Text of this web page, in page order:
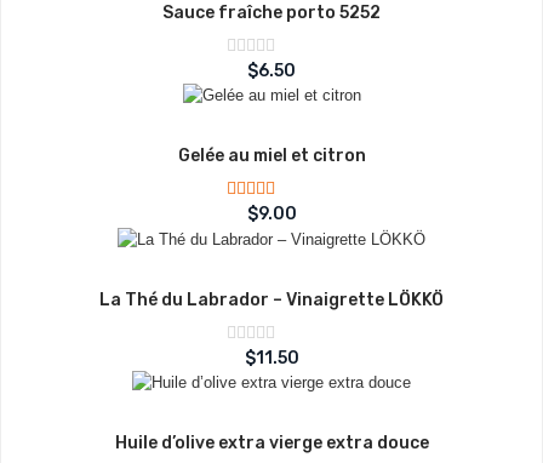
Sauce fraîche porto 5252
Note
0
sur
5
$6.50
Gelée au miel et citron
Note
3.00
sur 5
$9.00
La Thé du Labrador – Vinaigrette LÖKKÖ
Note
sur
5
$11.50
Huile d’olive extra vierge extra douce